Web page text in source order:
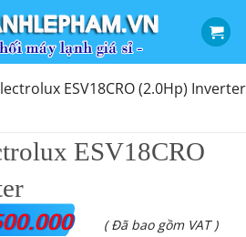
ESV18CRO (2.0Hp) Inverter
ESV18CRO
( Đã bao gồm VAT )